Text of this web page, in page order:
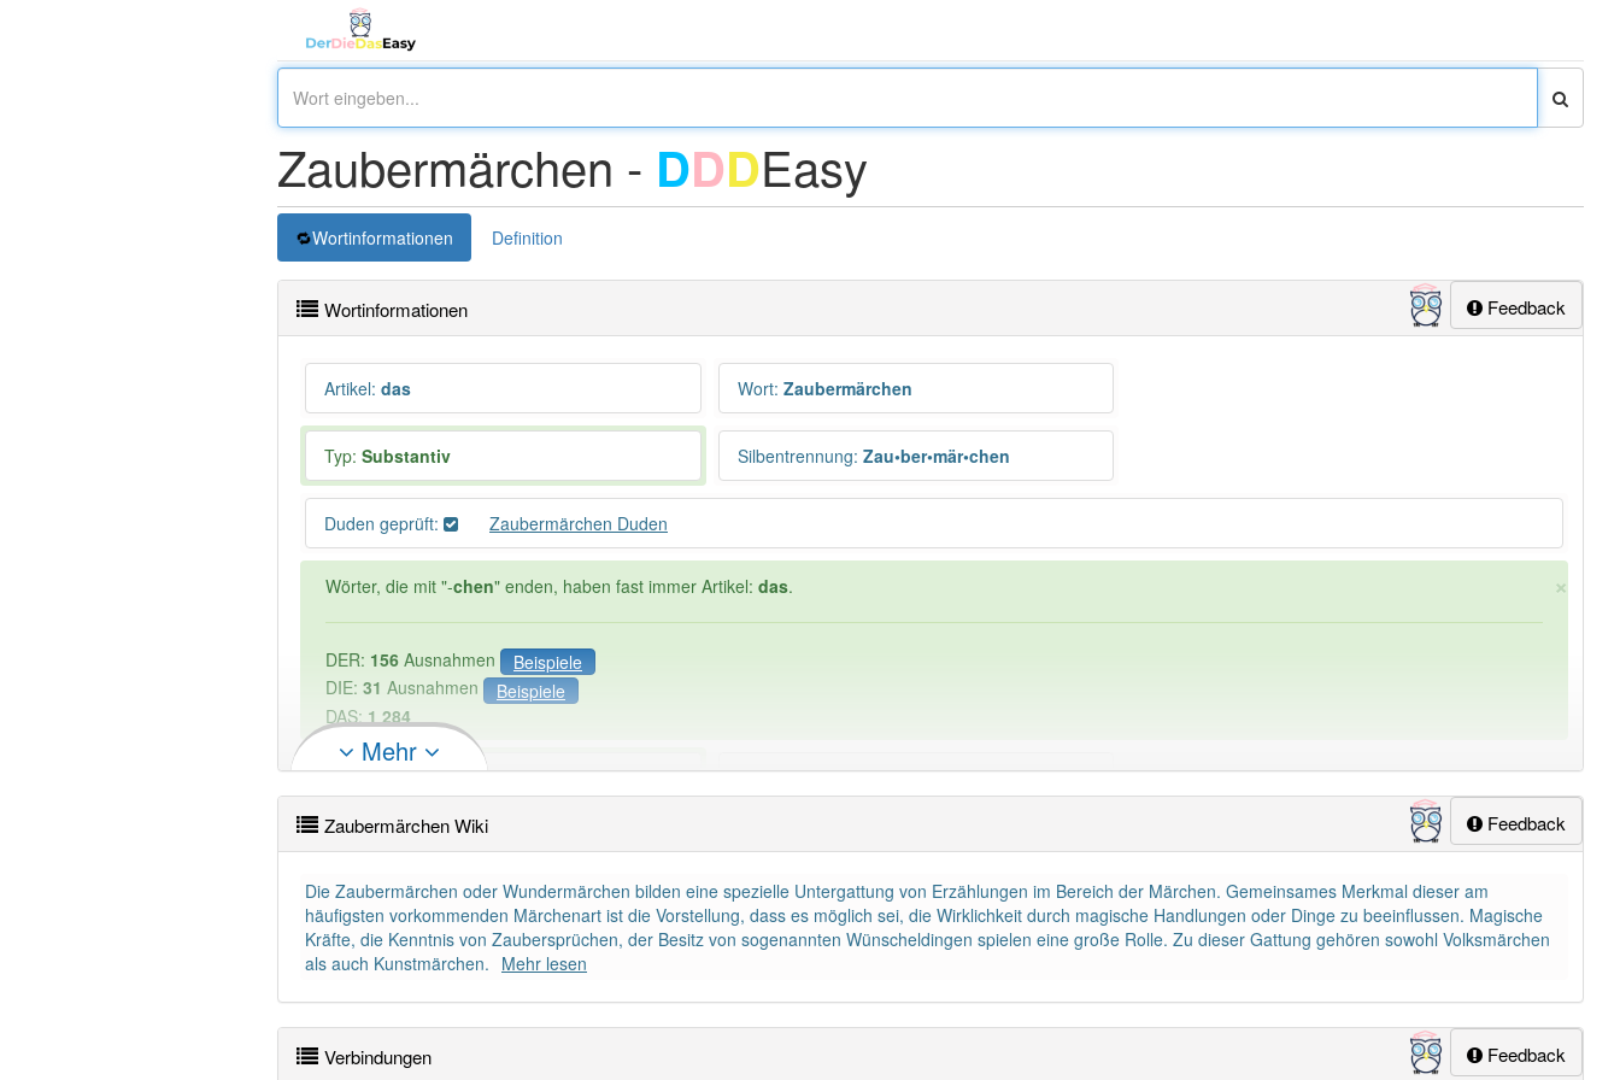
Zaubermärchen - DDDEasy
Wortinformationen Definition
Feedback
Wortinformationen
Artikel: das Wort: Zaubermärchen
Typ: Substantiv Silbentrennung: Zau•ber•mär•chen
Duden geprüft: Zaubermärchen Duden
×
Wörter, die mit "-chen" enden, haben fast immer Artikel: das.
DER: 156 Ausnahmen
Beispiele
DIE: 31 Ausnahmen
Beispiele
DAS: 1 284
PowerIndex:5 Häufigkeit: 4 von 10
aber mit einem anderen Artikeldas:
Das Wort wird häufig verwendet im Bereich Literaturwissenschaft 85% unserer Spielapp-Nutzer haben den Artikel korrekt erraten.
Mehr
Feedback
Zaubermärchen Wiki
Die Zaubermärchen oder Wundermärchen bilden eine spezielle Untergattung von Erzählungen im Bereich der Märchen. Gemeinsames Merkmal dieser am
häufigsten vorkommenden Märchenart ist die Vorstellung, dass es möglich sei, die Wirklichkeit durch magische Handlungen oder Dinge zu beeinflussen. Magische
Kräfte, die Kenntnis von Zaubersprüchen, der Besitz von sogenannten Wünscheldingen spielen eine große Rolle. Zu dieser Gattung gehören sowohl Volksmärchen
als auch Kunstmärchen. Mehr lesen
Feedback
Verbindungen